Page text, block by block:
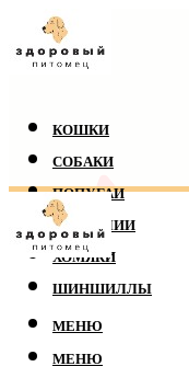
КОШКИ
СОБАКИ
ПОПУГАИ
РЕПТИЛИИ
ХОМЯКИ
ШИНШИЛЛЫ
МЕНЮ
МЕНЮ